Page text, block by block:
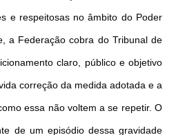
e respeitosas no âmbito do Poder
a Federação cobra do Tribunal de
claro, público e objetivo
correção da medida adotada e a
essa não voltem a se repetir. O
de um episódio dessa gravidade